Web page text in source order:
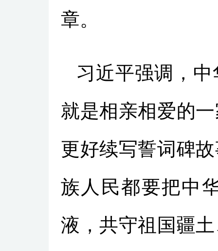
章。
习近平强调，
就是相亲相爱的
更好续写誓词碑
族人民都要把中
液，共守祖国疆